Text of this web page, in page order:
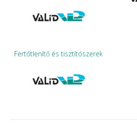
Fertőtlenítő és tisztítószerek